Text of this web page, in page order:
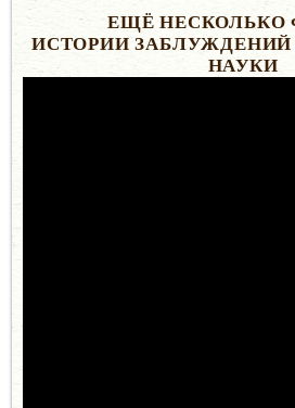
ЕЩЁ НЕСКОЛЬКО
ИСТОРИИ
НАУКИ